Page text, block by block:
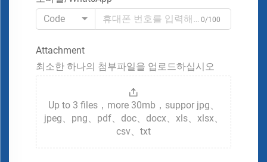
Code
0/100
Attachment
최소한 하나의 첨부파일을 업로드하십시오
Up to 3 files，more 30mb，suppor jpg、
jpeg、png、pdf、doc、docx、xls、xlsx、
csv、txt